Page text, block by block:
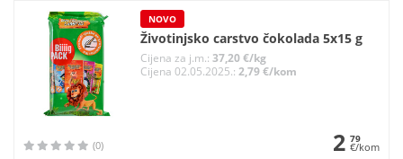
NOVO
Životinjsko carstvo čokolada 5x15 g
Cijena za j.m.: 37,20 €/kg
Cijena 02.05.2025.: 2,79 €/kom
(0) 2 79
€/kom